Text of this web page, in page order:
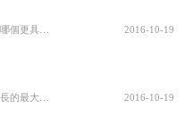
留學美國院校選擇——公立大學與私立大學哪個更具優勢？ 在美國，有影響的私立大學更多地保留精英教育的特點，而公立大學則更多地強調公眾服務職能。所以在生員結構上，有影響的私立大學是研究生的規模大于本科生的規模，而公立大學正好相反。綜合性的公立大學主要是以培養工程技術人員、醫生、教... 2016-10-19
留學的成功是每個學子的最終夢想，也是家長的最大夢想。然后倘若我們不知道些留學的詳情，不知道準備什么，我們則必定失敗。讓我們看看過來人總結的留學五大寶典。 寶典一：先過語言關 從小就很討厭學英文的蔡洲，當有了去美國念書的想法后，在高三時便買了《瘋狂英語》等很多資料苦讀，床頭每天都會放一本英語書，只要是... 2016-10-19